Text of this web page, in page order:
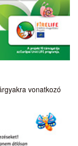
vonatkozó